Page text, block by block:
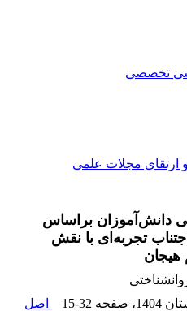
تخصصی
ارتقای مجلات علمی
دانش‌آموزان براساس
تجربه‌ای با نقش
هیجان
1404 ، صفحه 15-32
اصل